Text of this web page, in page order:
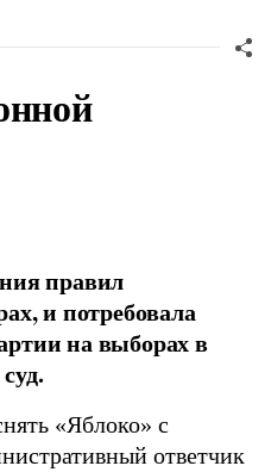
правил
и потребовала
на выборах в
«Яблоко» с
ответчик